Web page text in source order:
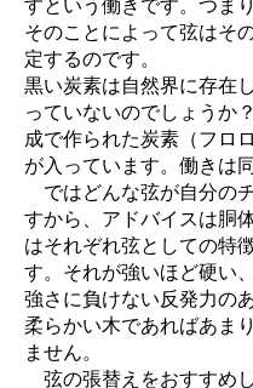
すという働きです。つま
そのことによって弦はそ
定するのです。
黒い炭素は自然界に存在
っていないのでしょうか
成で作られた炭素（フロ
が入っています。働きは
ではどんな弦が自分の
すから、アドバイスは胴
はそれぞれ弦としての特
す。それが強いほど硬い
強さに負けない反発力の
柔らかい木であればあま
ません。
弦の張替えをおすすめし